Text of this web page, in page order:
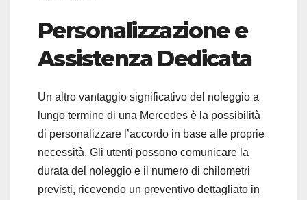
Personalizzazione e
Assistenza Dedicata
Un altro vantaggio significativo del noleggio a
lungo termine di una Mercedes è la possibilità
di personalizzare l’accordo in base alle proprie
necessità. Gli utenti possono comunicare la
durata del noleggio e il numero di chilometri
previsti, ricevendo un preventivo dettagliato in